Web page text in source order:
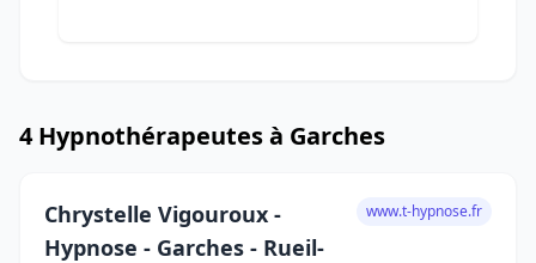
4 Hypnothérapeutes à Garches
Chrystelle Vigouroux -
Hypnose - Garches - Rueil-
www.t-hypnose.fr